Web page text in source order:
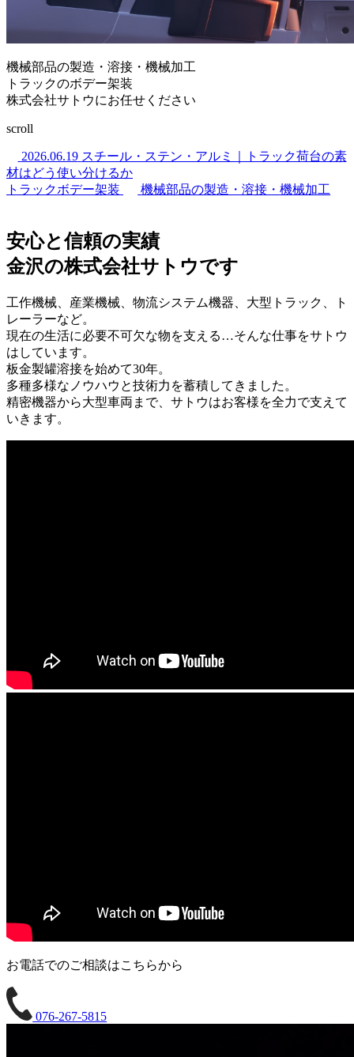
機械部品の製造・溶接・機械加工
トラックのボデー架装
株式会社サトウにお任せください
scroll
2026.06.19 スチール・ステン・アルミ｜トラック荷台の素
材はどう使い分けるか
トラックボデー架装
機械部品の製造・溶接・機械加工
安心と信頼の実績
金沢の株式会社サトウです
工作機械、産業機械、物流システム機器、大型トラック、ト
レーラーなど。
現在の生活に必要不可欠な物を支える…そんな仕事をサトウ
はしています。
板金製罐溶接を始めて30年。
多種多様なノウハウと技術力を蓄積してきました。
精密機器から大型車両まで、サトウはお客様を全力で支えて
いきます。
お電話でのご相談はこちらから
076-267-5815